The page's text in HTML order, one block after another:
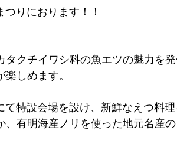
りにおります！！
クチイワシ科の魚エツの魅力を
しめます。
て特設会場を設け、新鮮なえつ料
有明海産ノリを使った地元名産